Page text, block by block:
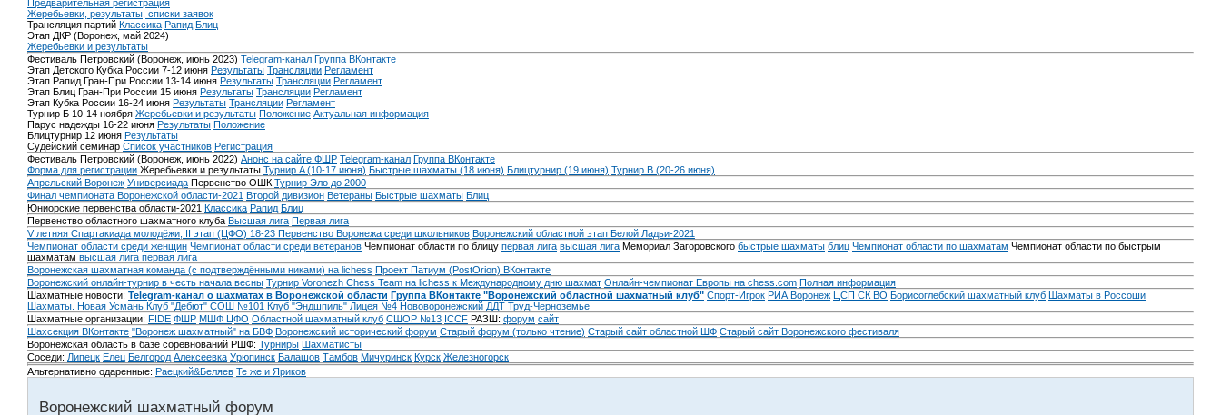
Предварительная регистрация
Жеребьевки, результаты, списки заявок
Трансляция партий Классика Рапид Блиц
Этап ДКР (Воронеж, май 2024)
Жеребьевки и результаты
Фестиваль Петровский (Воронеж, июнь 2023) Telegram-канал Группа ВКонтакте
Этап Детского Кубка России 7-12 июня Результаты Трансляции Регламент
Этап Рапид Гран-При России 13-14 июня Результаты Трансляции Регламент
Этап Блиц Гран-При России 15 июня Результаты Трансляции Регламент
Этап Кубка России 16-24 июня Результаты Трансляции Регламент
Турнир Б 10-14 ноября Жеребьевки и результаты Положение Актуальная информация
Парус надежды 16-22 июня Результаты Положение
Блицтурнир 12 июня Результаты
Судейский семинар Список участников Регистрация
Фестиваль Петровский (Воронеж, июнь 2022) Анонс на сайте ФШР Telegram-канал Группа ВКонтакте
Форма для регистрации Жеребьевки и результаты Турнир A (10-17 июня) Быстрые шахматы (18 июня) Блицтурнир (19 июня) Турнир B (20-26 июня)
Апрельский Воронеж Универсиада Первенство ОШК Турнир Эло до 2000
Финал чемпионата Воронежской области-2021 Второй дивизион Ветераны Быстрые шахматы Блиц
Юниорские первенства области-2021 Классика Рапид Блиц
Первенство областного шахматного клуба Высшая лига Первая лига
V летняя Спартакиада молодёжи, II этап (ЦФО) 18-23 Первенство Воронежа среди школьников Воронежский областной этап Белой Ладьи-2021
Чемпионат области среди женщин Чемпионат области среди ветеранов Чемпионат области по блицу первая лига высшая лига Мемориал Загоровского быстрые шахматы блиц Чемпионат области по шахматам Чемпионат области по быстрым
шахматам высшая лига первая лига
Воронежская шахматная команда (с подтверждёнными никами) на lichess Проект Патиум (PostOrion) ВКонтакте
Воронежский онлайн-турнир в честь начала весны Турнир Voronezh Chess Team на lichess к Международному дню шахмат Онлайн-чемпионат Европы на chess.com Полная информация
Шахматные новости: Telegram-канал о шахматах в Воронежской области Группа ВКонтакте "Воронежский областной шахматный клуб" Спорт-Игрок РИА Воронеж ЦСП СК ВО Борисоглебский шахматный клуб Шахматы в Россоши
Шахматы. Новая Усмань Клуб "Дебют" СОШ №101 Клуб "Эндшпиль" Лицея №4 Нововоронежский ДДТ Труд-Черноземье
Шахматные организации: FIDE ФШР МШФ ЦФО Областной шахматный клуб СШОР №13 ICCF РАЗШ: форум сайт
Шахсекция ВКонтакте "Воронеж шахматный" на БВФ Воронежский исторический форум Cтарый форум (только чтение) Старый сайт областной ШФ Старый сайт Воронежского фестиваля
Воронежская область в базе соревнований РШФ: Турниры Шахматисты
Соседи: Липецк Елец Белгород Алексеевка Урюпинск Балашов Тамбов Мичуринск Курск Железногорск
Альтернативно одаренные: Раецкий&Беляев Те же и Яриков
Воронежский шахматный форум